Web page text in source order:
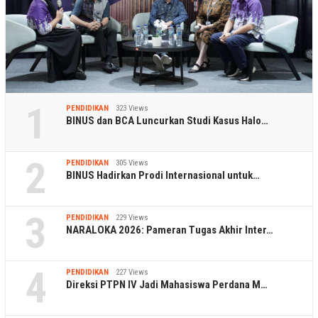
1 PENDIDIKAN 323 Views
BINUS dan BCA Luncurkan Studi Kasus Halo…
2 PENDIDIKAN 305 Views
BINUS Hadirkan Prodi Internasional untuk…
3 PENDIDIKAN 229 Views
NARALOKA 2026: Pameran Tugas Akhir Inter…
4 PENDIDIKAN 227 Views
Direksi PTPN IV Jadi Mahasiswa Perdana M…